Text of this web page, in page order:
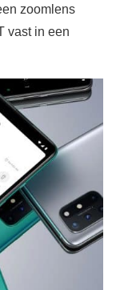
zoomlens
vast in een